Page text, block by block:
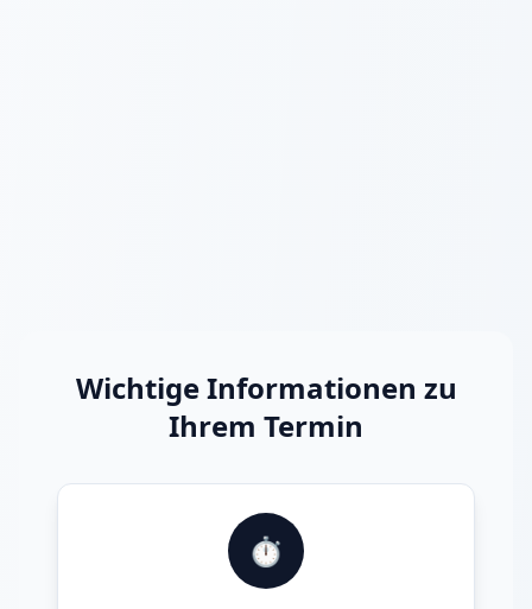
Wichtige Informationen zu
Ihrem Termin
⏱️